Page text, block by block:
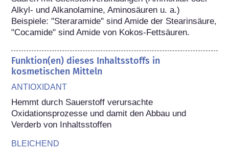
Alkyl- und Alkanolamine, Aminosäuren u. a.)
Beispiele: "Steraramide" sind Amide der Stearinsäure,
"Cocamide" sind Amide von Kokos-Fettsäuren.
Funktion(en) dieses Inhaltsstoffs in
kosmetischen Mitteln
ANTIOXIDANT
Hemmt durch Sauerstoff verursachte
Oxidationsprozesse und damit den Abbau und
Verderb von Inhaltsstoffen
BLEICHEND